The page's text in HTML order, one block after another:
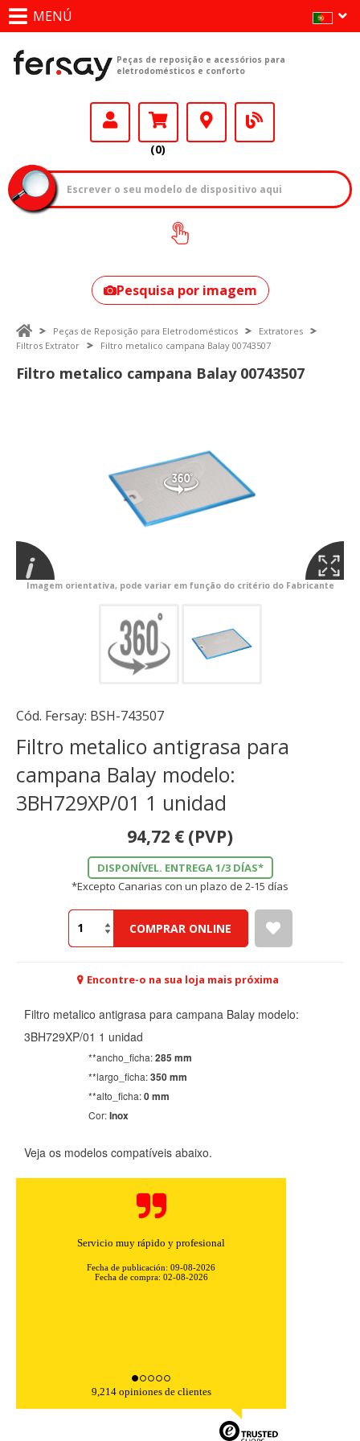
MENÚ
Peças de reposição e acessórios para
eletrodomésticos e conforto
(0)
Como encontrar
o seu modelo?
Pesquisa por imagem
Peças de Reposição para Eletrodomésticos
Extratores
Filtros Extrator
Filtro metalico campana Balay 00743507
Filtro metalico campana Balay 00743507
Imagem orientativa, pode variar em função do critério do Fabricante
Cód. Fersay: BSH-743507
Filtro metalico antigrasa para
campana Balay modelo:
3BH729XP/01 1 unidad
94,72 € (PVP)
DISPONÍVEL. ENTREGA 1/3 DÍAS*
*Excepto Canarias con un plazo de 2-15 días
COMPRAR ONLINE
Encontre-o na sua loja mais próxima
Filtro metalico antigrasa para campana Balay modelo:
3BH729XP/01 1 unidad
**ancho_ficha:285 mm
**largo_ficha:350 mm
**alto_ficha:0 mm
Cor:Inox
Veja os modelos compatíveis abaixo.
Servicio muy rápido y profesional
Fecha de publicación: 09-08-2026
Fecha de compra: 02-08-2026
9,214 opiniones de clientes
CONFIGURACIÓN DE COOKIES
Cookies necesarias
Estas cookies son necesarias para que el sitio web
funcione y no se pueden desactivar en nuestros sistemas.
Puede configurar su navegador para bloquear o alertar